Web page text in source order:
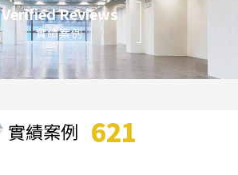
Verified Reviews
實績案例
實績案例 621